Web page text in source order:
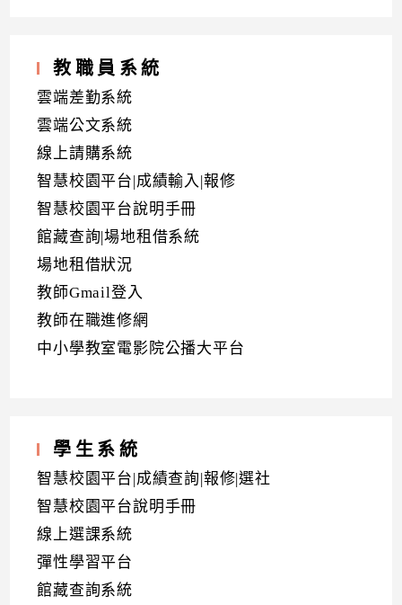
教職員系統
雲端差勤系統
雲端公文系統
線上請購系統
智慧校園平台|成績輸入|報修
智慧校園平台說明手冊
館藏查詢|場地租借系統
場地租借狀況
教師Gmail登入
教師在職進修網
中小學教室電影院公播大平台
學生系統
智慧校園平台|成績查詢|報修|選社
智慧校園平台說明手冊
線上選課系統
彈性學習平台
館藏查詢系統